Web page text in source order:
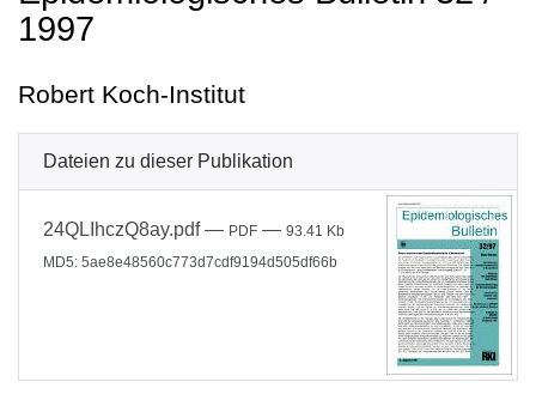
1997
Robert Koch-Institut
Dateien zu dieser Publikation
24QLIhczQ8ay.pdf— PDF — 93.41 Kb
MD5: 5ae8e48560c773d7cdf9194d505df66b